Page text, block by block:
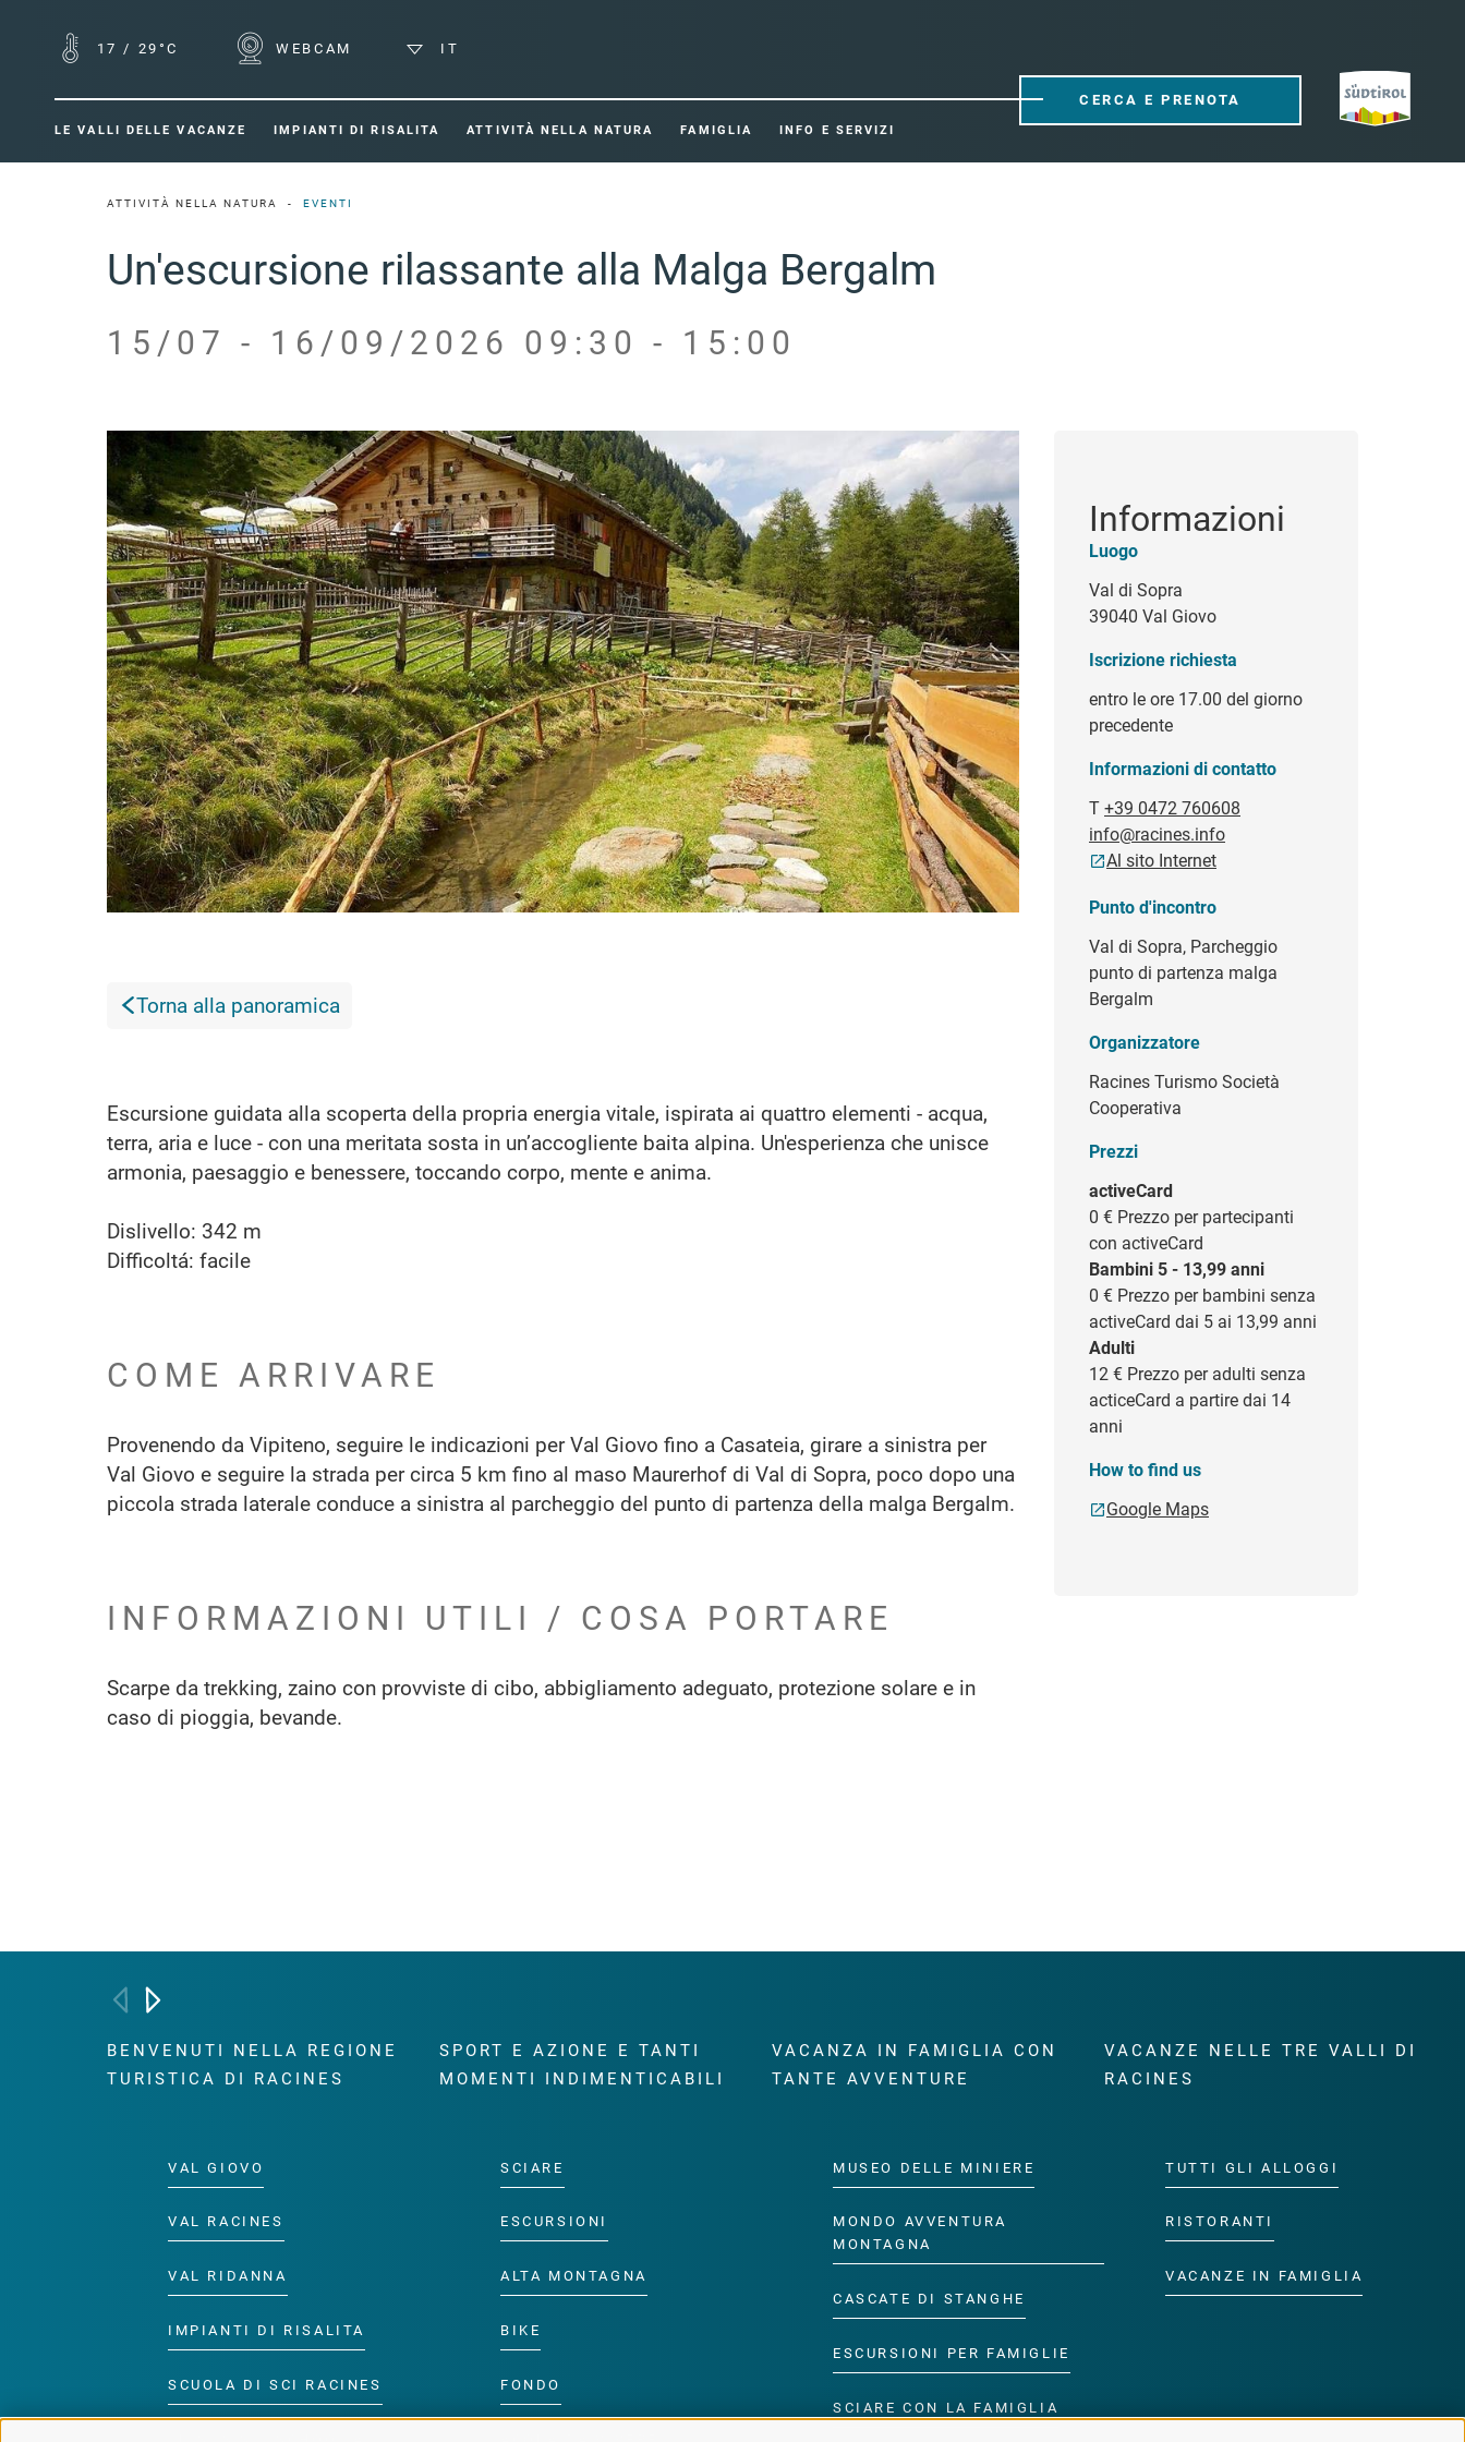
17 / 29°C WEBCAM IT
LE VALLI DELLE VACANZE IMPIANTI DI RISALITA ATTIVITÀ NELLA NATURA FAMIGLIA INFO E SERVIZI
CERCA E PRENOTA
ATTIVITÀ NELLA NATURA EVENTI
Un'escursione rilassante alla Malga Bergalm
15/07 - 16/09/2026 09:30 - 15:00
Torna alla panoramica
Escursione guidata alla scoperta della propria energia vitale, ispirata ai quattro elementi - acqua,
terra, aria e luce - con una meritata sosta in un’accogliente baita alpina. Un'esperienza che unisce
armonia, paesaggio e benessere, toccando corpo, mente e anima.
Dislivello: 342 m
Difficoltá: facile
COME ARRIVARE
Provenendo da Vipiteno, seguire le indicazioni per Val Giovo fino a Casateia, girare a sinistra per
Val Giovo e seguire la strada per circa 5 km fino al maso Maurerhof di Val di Sopra, poco dopo una
piccola strada laterale conduce a sinistra al parcheggio del punto di partenza della malga Bergalm.
INFORMAZIONI UTILI / COSA PORTARE
Scarpe da trekking, zaino con provviste di cibo, abbigliamento adeguato, protezione solare e in
caso di pioggia, bevande.
Informazioni
Luogo
Val di Sopra
39040 Val Giovo
Iscrizione richiesta
entro le ore 17.00 del giorno
precedente
Informazioni di contatto
T +39 0472 760608
info@racines.info
Al sito Internet
Punto d'incontro
Val di Sopra, Parcheggio
punto di partenza malga
Bergalm
Organizzatore
Racines Turismo Società
Cooperativa
Prezzi
activeCard
0 € Prezzo per partecipanti
con activeCard
Bambini 5 - 13,99 anni
0 € Prezzo per bambini senza
activeCard dai 5 ai 13,99 anni
Adulti
12 € Prezzo per adulti senza
acticeCard a partire dai 14
anni
How to find us
Google Maps
BENVENUTI NELLA REGIONE
TURISTICA DI RACINES
VAL GIOVO
VAL RACINES
VAL RIDANNA
IMPIANTI DI RISALITA
SCUOLA DI SCI RACINES
SPORT E AZIONE E TANTI
MOMENTI INDIMENTICABILI
SCIARE
ESCURSIONI
ALTA MONTAGNA
BIKE
FONDO
VACANZA IN FAMIGLIA CON
TANTE AVVENTURE
MUSEO DELLE MINIERE
MONDO AVVENTURA
MONTAGNA
CASCATE DI STANGHE
ESCURSIONI PER FAMIGLIE
SCIARE CON LA FAMIGLIA
VACANZE NELLE TRE VALLI DI
RACINES
TUTTI GLI ALLOGGI
RISTORANTI
VACANZE IN FAMIGLIA